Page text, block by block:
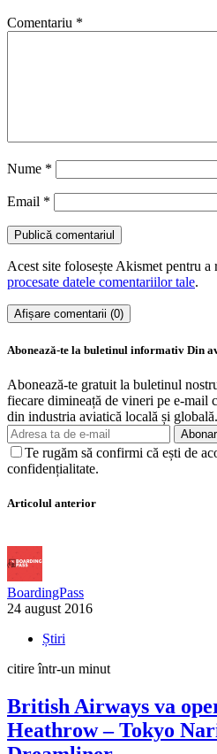
Comentariu *
Nume *
Email *
Acest site folosește Akismet pentru a
procesate datele comentariilor tale.
Afișare comentarii (0)
Abonează-te la buletinul informativ Din
Abonează-te gratuit la buletinul
fiecare dimineață de vineri pe e-mail
din industria aviatică locală și globală.
Te rugăm să confirmi că ești de
confidențialitate.
Articolul anterior
BoardingPass
24 august 2016
Știri
citire într-un minut
British Airways va
Heathrow – Tokyo